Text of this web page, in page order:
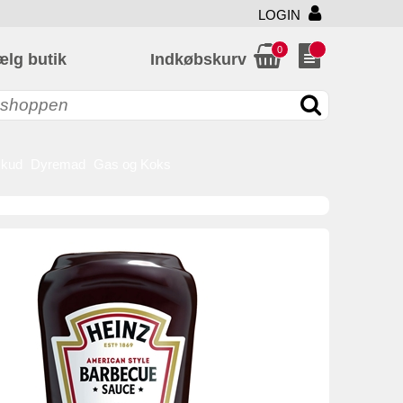
LOGIN
butik Indkøbskurv
0